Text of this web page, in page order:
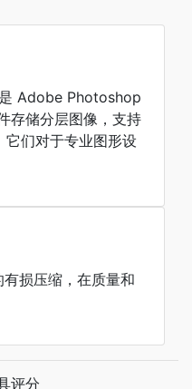
Adobe Photoshop
存储分层图像，支持
它们对于专业图形设
损压缩，在质量和
评分